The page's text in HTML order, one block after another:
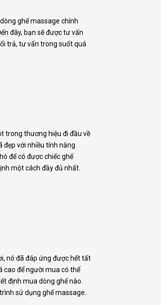
ghế massage chính
đây, bạn sẽ được tư vấn
trả, tư vấn trong suốt quá
trong thương hiệu đi đầu về
với nhiều tính năng
để có được chiếc ghế
một cách đầy đủ nhất.
nó đã đáp ứng được hết tất
cao để người mua có thể
định mua dòng ghế nào.
sử dụng ghế massage.